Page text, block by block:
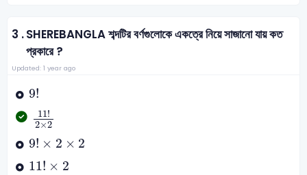
3 .SHEREBANGLA শব্দটির বর্ণগুলোকে একত্রে নিয়ে সাজানো যায় কত
প্রকারে ?
Updated: 1 year ago
9!
9!
11!
2×2
11!2
9! × 2 × 2
9! ×2× 2
11! × 2
11!×2